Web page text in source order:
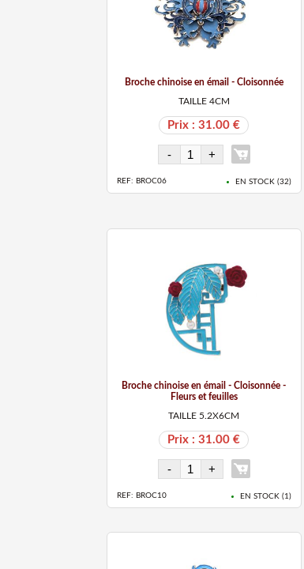
Broche chinoise en émail - Cloisonnée
TAILLE 4CM
Prix : 31.00 €
REF: BROC06 EN STOCK (32)
Broche chinoise en émail - Cloisonnée -
Fleurs et feuilles
TAILLE 5.2X6CM
Prix : 31.00 €
REF: BROC10 EN STOCK ( 1)